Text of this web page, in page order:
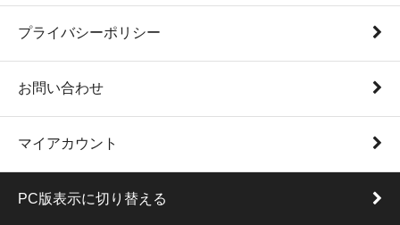
プライバシーポリシー
お問い合わせ
マイアカウント
PC版表示に切り替える